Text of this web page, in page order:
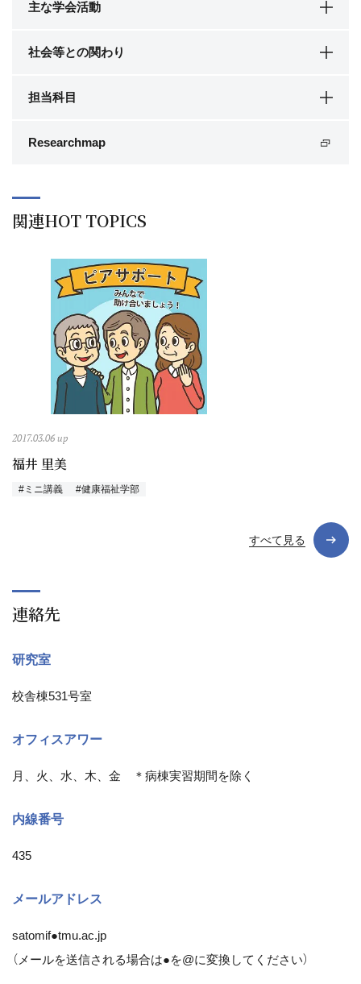
主な学会活動
社会等との関わり
担当科目
Researchmap
関連HOT TOPICS
2017.03.06 up
福井 里美
#ミニ講義 #健康福祉学部
すべて見る
連絡先
研究室
校舎棟531号室
オフィスアワー
月、火、水、木、金 ＊病棟実習期間を除く
内線番号
435
メールアドレス
satomif●tmu.ac.jp
（メールを送信される場合は●を@に変換してください）